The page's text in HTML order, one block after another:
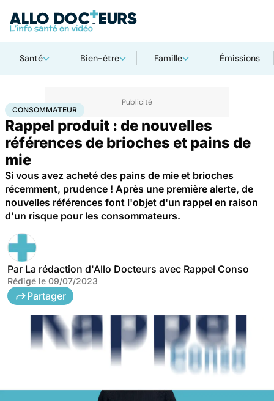
Santé Bien-être Famille Émissions
AccueilSantéConsommateur
CONSOMMATEUR
Rappel produit : de nouvelles
références de brioches et pains de
mie
Si vous avez acheté des pains de mie et brioches
récemment, prudence ! Après une première alerte, de
nouvelles références font l'objet d'un rappel en raison
d'un risque pour les consommateurs.
Par La rédaction d'Allo Docteurs avec Rappel Conso
Rédigé le 09/07/2023
Partager